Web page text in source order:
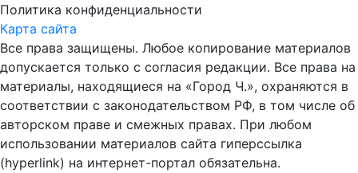
Политика конфиденциальности
Карта сайта
Все права защищены. Любое копирование материалов
допускается только с согласия редакции. Все права на
материалы, находящиеся на «Город Ч.», охраняются в
соответствии с законодательством РФ, в том числе об
авторском праве и смежных правах. При любом
использовании материалов сайта гиперссылка
(hyperlink) на интернет-портал обязательна.